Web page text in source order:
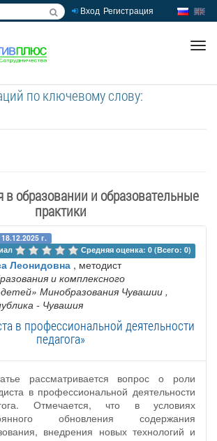
Вход Регистрация
по ключевому слову:
в образовании и образовательные
практики
г.
Средняя оценка: 0 (Всего: 0)
Леонидовна , методист
и комплексного
Минобразования Чувашии ,
- Чувашия
в профессиональной деятельности
педагога»
рассматривается вопрос о роли
в профессиональной деятельности
Отмечается, что в условиях
обновления содержания
внедрения новых технологий и